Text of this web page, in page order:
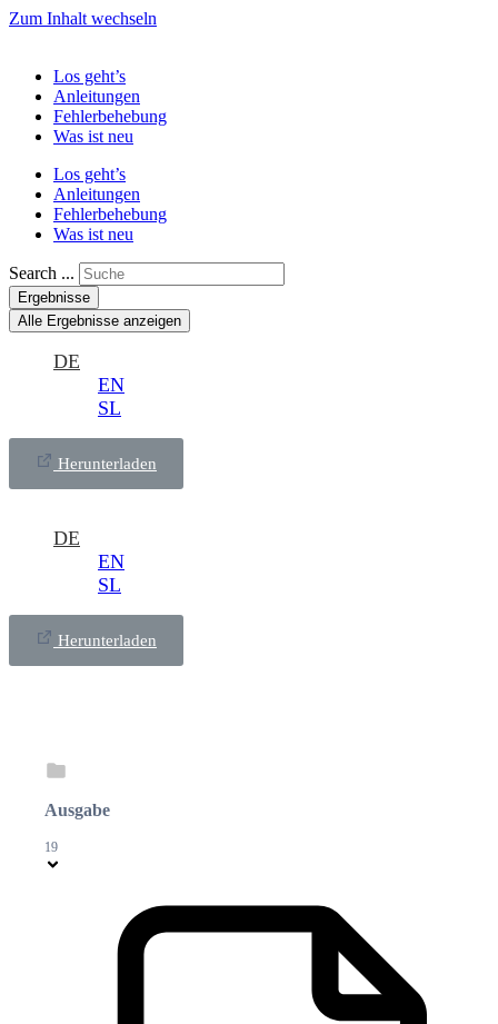
Zum Inhalt wechseln
Los geht’s
Anleitungen
Fehlerbehebung
Was ist neu
Los geht’s
Anleitungen
Fehlerbehebung
Was ist neu
Search ...
Ergebnisse
Alle Ergebnisse anzeigen
DE
EN
SL
Herunterladen
DE
EN
SL
Herunterladen
Ausgabe
19